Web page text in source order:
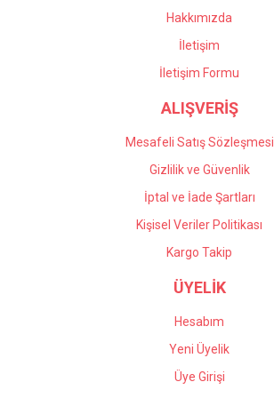
Önder Kaçar | 20/05/2026
Hakkımızda
İletişim
İletişim Formu
ALIŞVERİŞ
Mesafeli Satış Sözleşmesi
Gizlilik ve Güvenlik
İptal ve İade Şartları
Kişisel Veriler Politikası
Kargo Takip
ÜYELİK
Hesabım
Yeni Üyelik
Üye Girişi